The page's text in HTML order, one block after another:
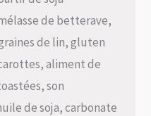
de betterave,
de lin, gluten
aliment de
son
de soja, carbonate